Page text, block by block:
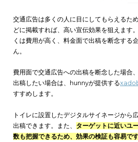
効果が測定しにくい点も、交通広告の
不特定多数の人が目にします。インタ
バージョン数やクリック率から広告の
定できません。効果を測定したい場合
調査する必要があります。調査にも手
く実施することは難しく、交通広告は
審査が厳しい